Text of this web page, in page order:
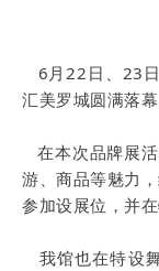
6月22日、23日
汇美罗城圆满落幕
在本次品牌展
游、商品等魅力
参加设展位，并
我馆也在特设